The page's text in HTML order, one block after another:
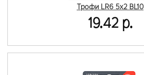
Трофи LR6 5х2 BL10
19.42 р.